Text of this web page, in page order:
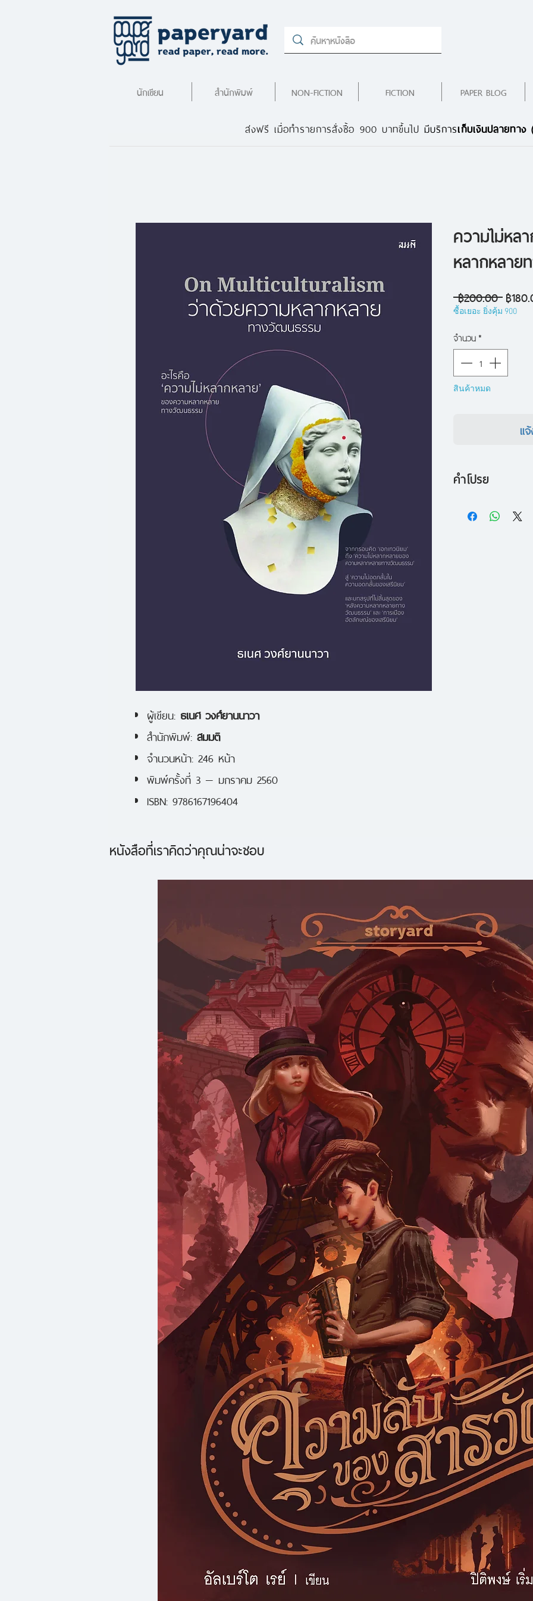
นักเขียน สำนักพิมพ์ NON-FICTION FICTION PAPER BLOG
ผู้เขียน: ธเนศ วงศ์ยานนาวา
สำนักพิมพ์: สมมติ
จำนวนหน้า: 246 หน้า
พิมพ์ครั้งที่ 3 — มกราคม 2560
ISBN: 9786167196404
ความไม่หล
หลากหลา
฿200.00 ราคา
ปกติ
฿
ซื้อเยอะ ยิ่งคุ้ม 900
จำนวน*
สินค้าหมด
แ
คำโปรย
รวมบทความว่าด้ว
ส่งฟรี เมื่อทำรายการสั่งซื้อ 900 บาทขึ้นไป มีบริการเก็บเงินปลายทาง
หนังสือที่เราคิดว่าคุณน่าจะชอบ